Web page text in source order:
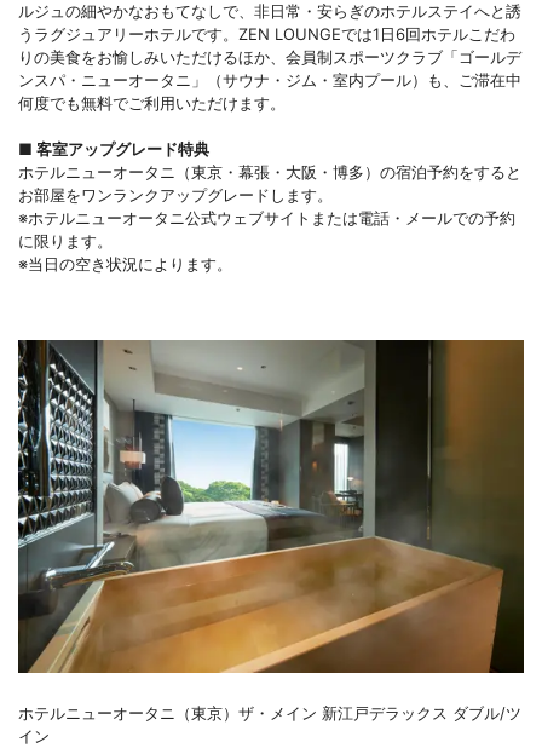
ルジュの細やかなおもてなしで、非日常・安らぎのホテルステイへと誘
うラグジュアリーホテルです。ZEN LOUNGEでは1日6回ホテルこだわ
りの美食をお愉しみいただけるほか、会員制スポーツクラブ「ゴールデ
ンスパ・ニューオータニ」（サウナ・ジム・室内プール）も、ご滞在中
何度でも無料でご利用いただけます。
■ 客室アップグレード特典
ホテルニューオータニ（東京・幕張・大阪・博多）の宿泊予約をすると
お部屋をワンランクアップグレードします。
※ホテルニューオータニ公式ウェブサイトまたは電話・メールでの予約
に限ります。
※当日の空き状況によります。
ホテルニューオータニ（東京）ザ・メイン 新江戸デラックス ダブル/ツ
イン